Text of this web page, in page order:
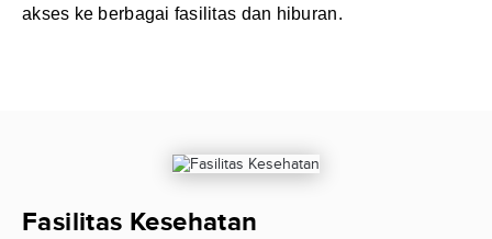
akses ke berbagai fasilitas dan hiburan.
Fasilitas Kesehatan